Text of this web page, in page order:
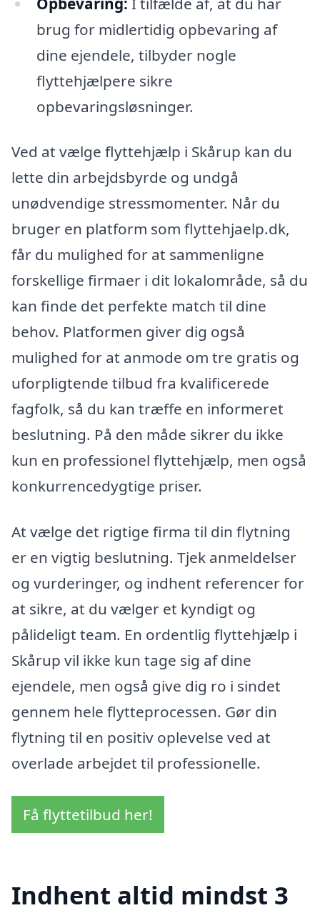
brug for midlertidig opbevaring af
dine ejendele, tilbyder nogle
flyttehjælpere sikre
opbevaringsløsninger.
Ved at vælge flyttehjælp i Skårup kan du
lette din arbejdsbyrde og undgå
unødvendige stressmomenter. Når du
bruger en platform som flyttehjaelp.dk,
får du mulighed for at sammenligne
forskellige firmaer i dit lokalområde, så du
kan finde det perfekte match til dine
behov. Platformen giver dig også
mulighed for at anmode om tre gratis og
uforpligtende tilbud fra kvalificerede
fagfolk, så du kan træffe en informeret
beslutning. På den måde sikrer du ikke
kun en professionel flyttehjælp, men også
konkurrencedygtige priser.
At vælge det rigtige firma til din flytning
er en vigtig beslutning. Tjek anmeldelser
og vurderinger, og indhent referencer for
at sikre, at du vælger et kyndigt og
pålideligt team. En ordentlig flyttehjælp i
Skårup vil ikke kun tage sig af dine
ejendele, men også give dig ro i sindet
gennem hele flytteprocessen. Gør din
flytning til en positiv oplevelse ved at
overlade arbejdet til professionelle.
Få flyttetilbud her!
Indhent altid mindst 3